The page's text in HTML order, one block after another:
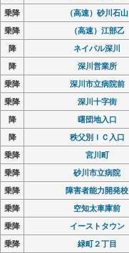
乗降 （高速）砂川石山
乗降 （高速）江部乙
降 ネイパル深川
降 深川営業所
乗降 深川市立病院前
乗降 深川十字街
降 曙団地入口
降 秩父別ＩＣ入口
乗降 宮川町
乗降 砂川市立病院
乗降 障害者能力開発校
乗降 空知太車庫前
乗降 イーストタウン
乗降 緑町２丁目
乗降 （高速）砂川石山
乗降 （高速）江部乙
降 ネイパル深川
降 深川営業所
乗降 深川市立病院前
乗降 深川十字街
降 曙団地入口
降 秩父別ＩＣ入口
乗降 宮川町
乗降 砂川市立病院
乗降 障害者能力開発校
乗降 空知太車庫前
乗降 イーストタウン
乗降 緑町２丁目